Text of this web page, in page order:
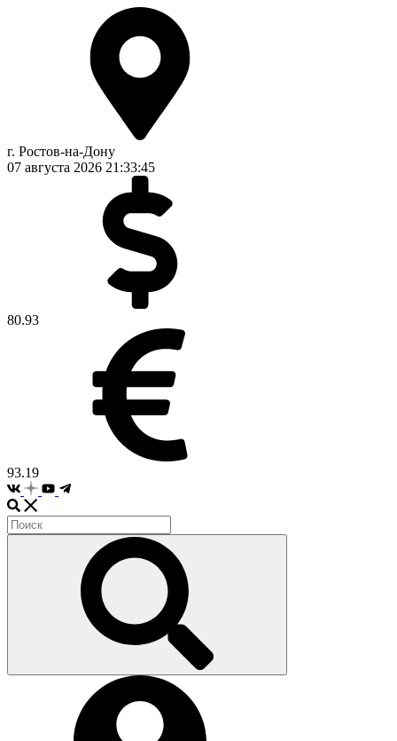
г. Ростов-на-Дону
07 августа 2026 21:33:45
80.93
93.19